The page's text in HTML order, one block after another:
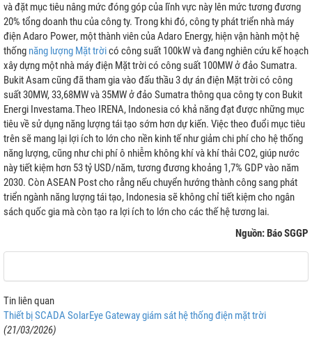
và đặt mục tiêu nâng mức đóng góp của lĩnh vực này lên mức tương đương
20% tổng doanh thu của công ty. Trong khi đó, công ty phát triển nhà máy
điện Adaro Power, một thành viên của Adaro Energy, hiện vận hành một hệ
thống năng lượng Mặt trờicó công suất 100kW và đang nghiên cứu kế hoạch
xây dựng một nhà máy điện Mặt trời có công suất 100MW ở đảo Sumatra.
Bukit Asam cũng đã tham gia vào đấu thầu 3 dự án điện Mặt trời có công
suất 30MW, 33,68MW và 35MW ở đảo Sumatra thông qua công ty con Bukit
Energi Investama.Theo IRENA, Indonesia có khả năng đạt được những mục
tiêu về sử dụng năng lượng tái tạo sớm hơn dự kiến. Việc theo đuổi mục tiêu
trên sẽ mang lại lợi ích to lớn cho nền kinh tế như giảm chi phí cho hệ thống
năng lượng, cũng như chi phí ô nhiễm không khí và khí thải CO2, giúp nước
này tiết kiệm hơn 53 tỷ USD/năm, tương đương khoảng 1,7% GDP vào năm
2030. Còn ASEAN Post cho rằng nếu chuyển hướng thành công sang phát
triển ngành năng lượng tái tạo, Indonesia sẽ không chỉ tiết kiệm cho ngân
sách quốc gia mà còn tạo ra lợi ích to lớn cho các thế hệ tương lai.
Nguồn: Báo SGGP
Tin liên quan
Thiết bị SCADA SolarEye Gateway giám sát hệ thống điện mặt trời
(21/03/2026)